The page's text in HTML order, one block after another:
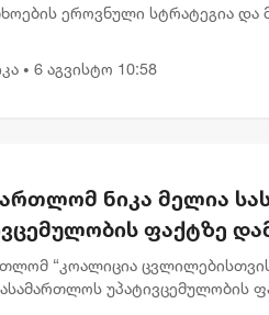
ეროვნული სტრატეგია და
რაოდენობის 2...
• 6 აგვისტო 10:58
ნიკა მელია
ფაქტზე
“კოალიცია
უპატივცემულობის